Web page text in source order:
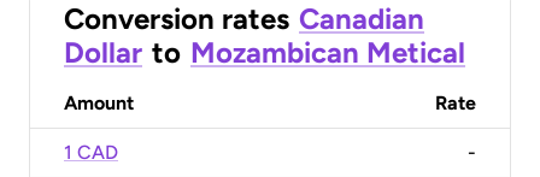
Conversion rates Canadian
Dollar to Mozambican Metical
Amount Rate
1 CAD -